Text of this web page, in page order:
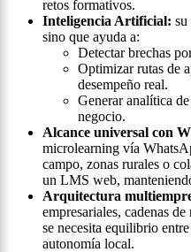
retos formativos.
Inteligencia Artificial: su
sino que ayuda a:
Detectar brechas
Optimizar rutas de
desempeño real.
Generar analítica
negocio.
Alcance universal con
microlearning vía
campo, zonas rurales o
un LMS web,
Arquitectura
empresariales, cadenas
se necesita equilibrio
autonomía local.